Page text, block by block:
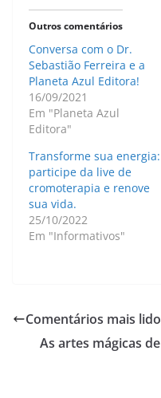
Outros comentários
Conversa com o Dr.
Sebastião Ferreira e a
Planeta Azul Editora!
16/09/2021
Em "Planeta Azul
Editora"
Transforme sua energia:
participe da live de
cromoterapia e renove
sua vida.
25/10/2022
Em "Informativos"
Comentários mais
As artes mágicas